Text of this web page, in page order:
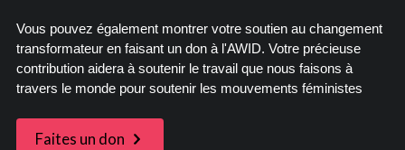
Vous pouvez également montrer votre soutien au changement
transformateur en faisant un don à l'AWID. Votre précieuse
contribution aidera à soutenir le travail que nous faisons à
travers le monde pour soutenir les mouvements féministes
Faites un don